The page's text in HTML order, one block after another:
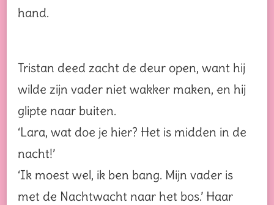
hand.
Tristan deed zacht de deur open, want hij
wilde zijn vader niet wakker maken, en hij
glipte naar buiten.
‘Lara, wat doe je hier? Het is midden in de
nacht!’
‘Ik moest wel, ik ben bang. Mijn vader is
met de Nachtwacht naar het bos.’ Haar